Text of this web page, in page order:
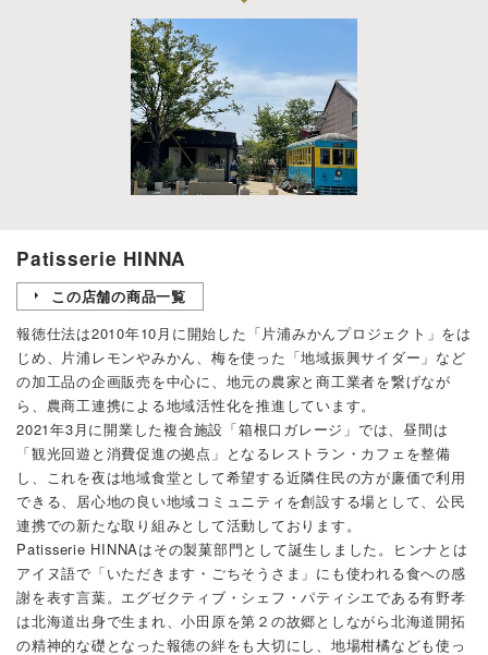
Patisserie HINNA
この店舗の商品一覧
報徳仕法は2010年10月に開始した「片浦みかんプロジェクト」をは
じめ、片浦レモンやみかん、梅を使った「地域振興サイダー」など
の加工品の企画販売を中心に、地元の農家と商工業者を繋げなが
ら、農商工連携による地域活性化を推進しています。
2021年3月に開業した複合施設「箱根口ガレージ」では、昼間は
「観光回遊と消費促進の拠点」となるレストラン・カフェを整備
し、これを夜は地域食堂として希望する近隣住民の方が廉価で利用
できる、居心地の良い地域コミュニティを創設する場として、公民
連携での新たな取り組みとして活動しております。
Patisserie HINNAはその製菓部門として誕生しました。ヒンナとは
アイヌ語で「いただきます・ごちそうさま」にも使われる食への感
謝を表す言葉。エグゼクティブ・シェフ・パティシエである有野孝
は北海道出身で生まれ、小田原を第２の故郷としながら北海道開拓
の精神的な礎となった報徳の絆をも大切にし、地場柑橘なども使っ